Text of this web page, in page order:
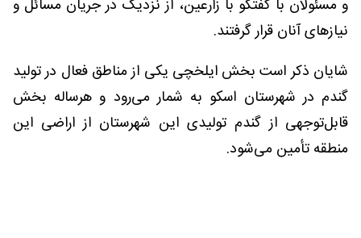
و مسئولان با گفتگو با زارعین، از نزدیک در جریان مسائل و
نیازهای آنان قرار گرفتند.
شایان ذکر است بخش ایلخچی یکی از مناطق فعال در تولید
گندم در شهرستان اسکو به شمار می‌رود و هرساله بخش
قابل‌توجهی از گندم تولیدی این شهرستان از اراضی این
منطقه تأمین می‌شود.